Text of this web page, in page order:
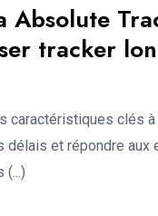
Absolute
tracker
caractéristiques clés à
et répondre aux
(...)